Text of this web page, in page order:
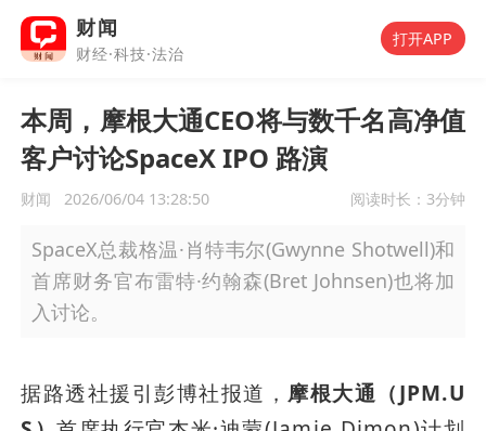
财闻
财经·科技·法治
打开APP
本周，摩根大通CEO将与数千名高净值
客户讨论SpaceX IPO 路演
财闻 2026/06/04 13:28:50 阅读时长： 3分钟
SpaceX总裁格温·肖特韦尔(Gwynne Shotwell)和
首席财务官布雷特·约翰森(Bret Johnsen)也将加
入讨论。
据路透社援引彭博社报道， 摩根大通（JPM.U